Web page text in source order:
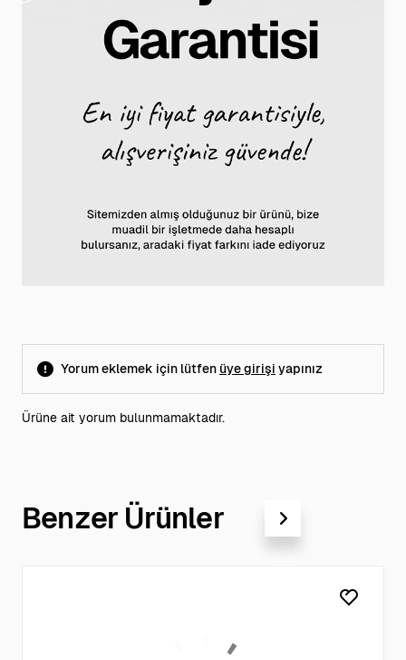
Yorum eklemek için lütfen üye girişi yapınız
Ürüne ait yorum bulunmamaktadır.
Benzer Ürünler